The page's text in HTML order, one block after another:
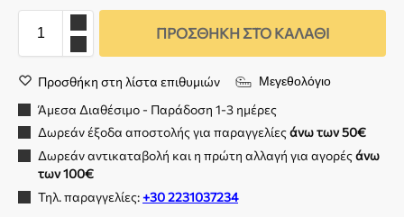
ΠΡΟΣΘΉΚΗ ΣΤΟ ΚΑΛΆΘΙ
Προσθήκη στη λίστα επιθυμιών Μεγεθολόγιο
Άμεσα Διαθέσιμο - Παράδοση 1-3 ημέρες
Δωρεάν έξοδα αποστολής για παραγγελίεςάνω των 50€
Δωρεάν αντικαταβολή και η πρώτη αλλαγή για αγορέςάνω
των 100€
Τηλ. παραγγελίες:+30 2231037234